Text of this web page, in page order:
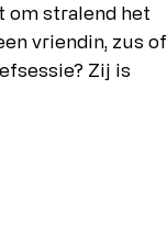
om stralend het
vriendin, zus of
Zij is